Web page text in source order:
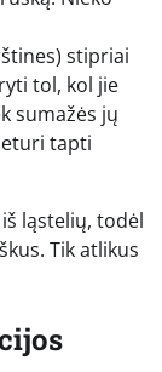
stipriai
tol, kol jie
sumažės jų
tapti
ląstelių, todėl
Tik atlikus